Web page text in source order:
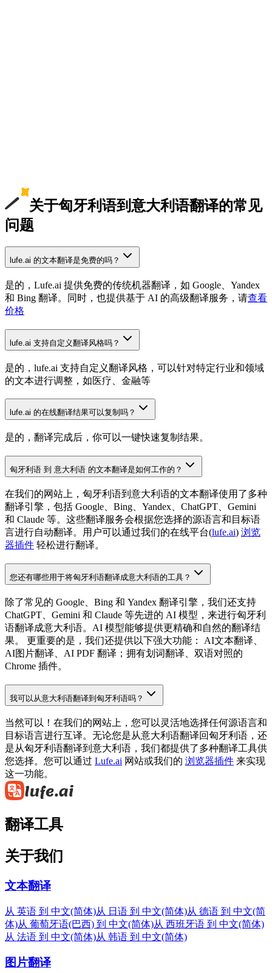
关于匈牙利语到意大利语翻译的常见
问题
lufe.ai 的文本翻译是免费的吗？
是的，Lufe.ai 提供免费的传统机器翻译，如 Google、Yandex
和 Bing 翻译。同时，也提供基于 AI 的高级翻译服务，请查看
价格
lufe.ai 支持自定义翻译风格吗？
是的，lufe.ai 支持自定义翻译风格，可以针对特定行业和领域
的文本进行调整，如医疗、金融等
lufe.ai 的在线翻译结果可以复制吗？
是的，翻译完成后，你可以一键快速复制结果。
匈牙利语 到 意大利语 的文本翻译是如何工作的？
在我们的网站上，匈牙利语到意大利语的文本翻译使用了多种
翻译引擎，包括 Google、Bing、Yandex、ChatGPT、Gemini
和 Claude 等。这些翻译服务会根据您选择的源语言和目标语
言进行自动翻译。用户可以通过我们的在线平台(lufe.ai) 浏览
器插件 轻松进行翻译。
您还有哪些用于将匈牙利语翻译成意大利语的工具？
除了常见的 Google、Bing 和 Yandex 翻译引擎，我们还支持
ChatGPT、Gemini 和 Claude 等先进的 AI 模型，来进行匈牙利
语翻译成意大利语。AI 模型能够提供更精确和自然的翻译结
果。 更重要的是，我们还提供以下强大功能： AI文本翻译、
AI图片翻译、AI PDF 翻译；拥有划词翻译、双语对照的
Chrome 插件。
我可以从意大利语翻译到匈牙利语吗？
当然可以！在我们的网站上，您可以灵活地选择任何源语言和
目标语言进行互译。无论您是从意大利语翻译回匈牙利语，还
是从匈牙利语翻译到意大利语，我们都提供了多种翻译工具供
您选择。您可以通过 Lufe.ai 网站或我们的 浏览器插件 来实现
这一功能。
翻译工具
关于我们
文本翻译
从 英语 到 中文(简体)从 日语 到 中文(简体)从 德语 到 中文(简
体)从 葡萄牙语(巴西) 到 中文(简体)从 西班牙语 到 中文(简体)
从 法语 到 中文(简体)从 韩语 到 中文(简体)
图片翻译